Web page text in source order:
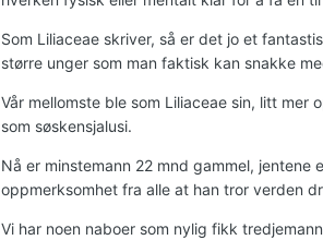
Som Liliaceae skriver, så er det jo et
større unger som man faktisk kan snakke
Vår mellomste ble som Liliaceae sin, litt
som søskensjalusi.
Nå er minstemann 22 mnd gammel,
oppmerksomhet fra alle at han tror verden
Vi har noen naboer som nylig fikk